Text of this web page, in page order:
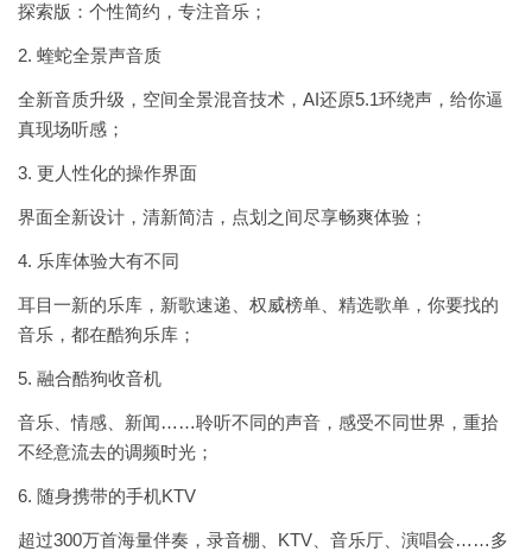
探索版：个性简约，专注音乐；
2. 蝰蛇全景声音质
全新音质升级，空间全景混音技术，AI还原5.1环绕声，给你逼
真现场听感；
3. 更人性化的操作界面
界面全新设计，清新简洁，点划之间尽享畅爽体验；
4. 乐库体验大有不同
耳目一新的乐库，新歌速递、权威榜单、精选歌单，你要找的
音乐，都在酷狗乐库；
5. 融合酷狗收音机
音乐、情感、新闻……聆听不同的声音，感受不同世界，重拾
不经意流去的调频时光；
6. 随身携带的手机KTV
超过300万首海量伴奏，录音棚、KTV、音乐厅、演唱会……多